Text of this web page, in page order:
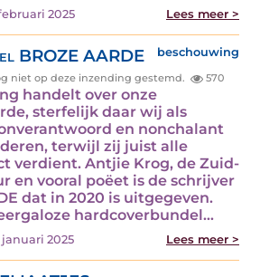
2025 Lees meer >
BROZE AARDE beschouwing
niet op deze inzending gestemd. 570
handelt over onze
sterfelijk daar wij als
en nonchalant
terwijl zij juist alle
verdient. Antjie Krog, de Zuid-
en vooral poëet is de schrijver
dat in 2020 is uitgegeven.
hardcoverbundel…
januari 2025 Lees meer >